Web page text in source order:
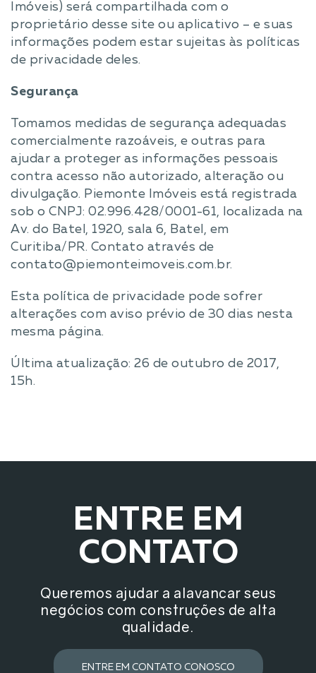
Imóveis) será compartilhada com o
proprietário desse site ou aplicativo – e suas
informações podem estar sujeitas às políticas
de privacidade deles.
Segurança
Tomamos medidas de segurança adequadas
comercialmente razoáveis, e outras para
ajudar a proteger as informações pessoais
contra acesso não autorizado, alteração ou
divulgação. Piemonte Imóveis está registrada
sob o CNPJ: 02.996.428/0001-61, localizada na
Av. do Batel, 1920, sala 6, Batel, em
Curitiba/PR. Contato através de
contato@piemonteimoveis.com.br.
Esta política de privacidade pode sofrer
alterações com aviso prévio de 30 dias nesta
mesma página.
Última atualização: 26 de outubro de 2017,
15h.
ENTRE EM
CONTATO
Queremos ajudar a alavancar seus
negócios com construções de alta
qualidade.
ENTRE EM CONTATO CONOSCO